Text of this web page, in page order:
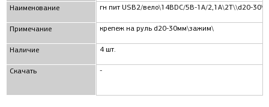
Наименование
Примечание
Наличие
Скачать
гн пит USB2/вело\14ВDC/5В-1А/2,1А\2T\\d20-
крепеж на руль d20-30мм\зажим\
4 шт.
-